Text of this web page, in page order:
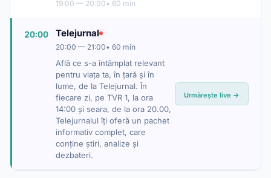
19:00 — 20:00• 60 min
20:00 Telejurnal
20:00 — 21:00• 60 min
Află ce s-a întâmplat relevant
pentru viaţa ta, în ţară şi în
lume, de la Telejurnal. În
fiecare zi, pe TVR 1, la ora
14:00 şi seara, de la ora 20.00,
Telejurnalul îţi oferă un pachet
informativ complet, care
conţine ştiri, analize şi
dezbateri.
Urmărește live →